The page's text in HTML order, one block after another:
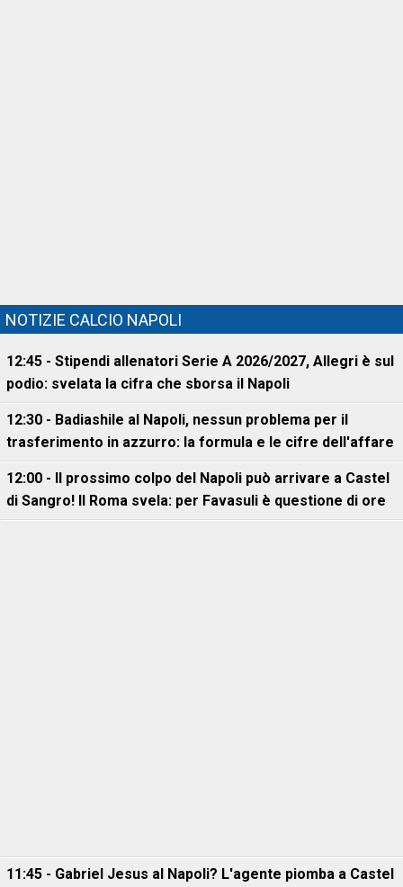
NOTIZIE CALCIO NAPOLI
12:45 - Stipendi allenatori Serie A 2026/2027, Allegri è sul
podio: svelata la cifra che sborsa il Napoli
12:30 - Badiashile al Napoli, nessun problema per il
trasferimento in azzurro: la formula e le cifre dell'affare
12:00 - Il prossimo colpo del Napoli può arrivare a Castel
di Sangro! Il Roma svela: per Favasuli è questione di ore
11:45 - Gabriel Jesus al Napoli? L'agente piomba a Castel